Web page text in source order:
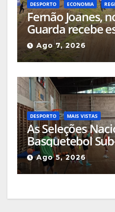
DESPORTO ECONOMIA
Fernão Joanes,
Guarda recebe
Etapa do
de Supercross
Ago 7, 2026
DESPORTO MAIS VISTAS
As Seleções
Basquetebol
(Masculinos e
a estagiar na
olhos postos em
Ago 5, 2026